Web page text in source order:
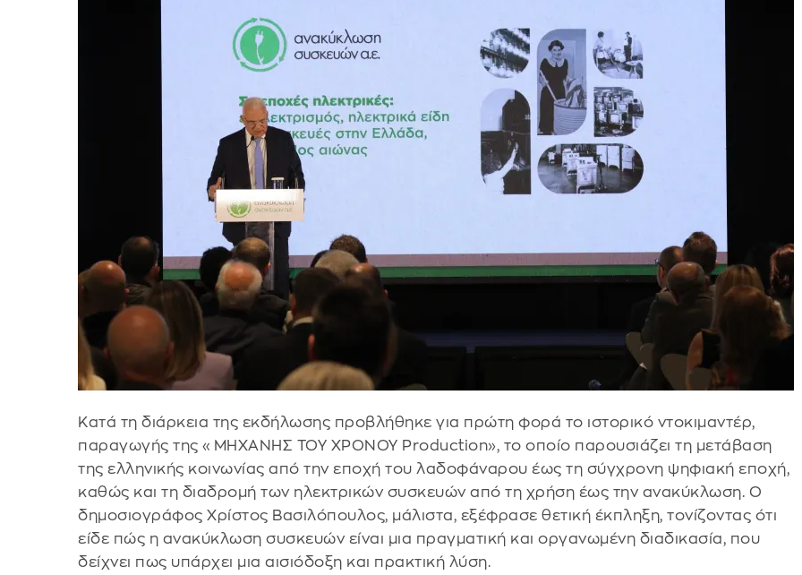
Κατά τη διάρκεια της εκδήλωσης προβλήθηκε για πρώτη φορά το ιστορικό ντοκιμαντέρ,
παραγωγής της «ΜΗΧΑΝΗΣ ΤΟΥ ΧΡΟΝΟΥ Production», το οποίο παρουσιάζει τη μετάβαση
της ελληνικής κοινωνίας από την εποχή του λαδοφάναρου έως τη σύγχρονη ψηφιακή εποχή,
καθώς και τη διαδρομή των ηλεκτρικών συσκευών από τη χρήση έως την ανακύκλωση. Ο
δημοσιογράφος Χρίστος Βασιλόπουλος, μάλιστα, εξέφρασε θετική έκπληξη, τονίζοντας ότι
είδε πώς η ανακύκλωση συσκευών είναι μια πραγματική και οργανωμένη διαδικασία, που
δείχνει πως υπάρχει μια αισιόδοξη και πρακτική λύση.